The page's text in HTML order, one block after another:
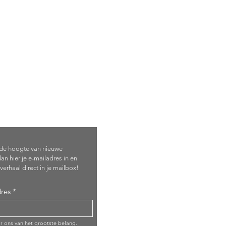
hoogte van nieuwe
hier je e-mailadres in en
direct in je mailbox!
ons van het grootste belang.